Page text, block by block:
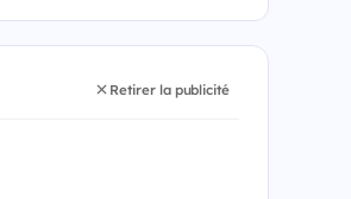
Retirer la publicité